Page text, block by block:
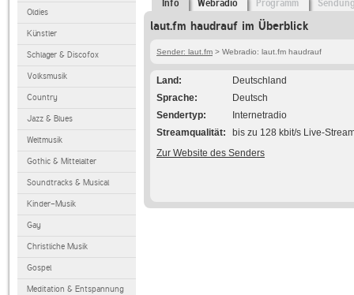
Oldies
Künstler
Schlager & Discofox
Volksmusik
Country
Jazz & Blues
Weltmusik
Gothic & Mittelalter
Soundtracks & Musical
Kinder-Musik
Gay
Christliche Musik
Gospel
Meditation & Entspannung
Info Webradio Programm
laut.fm haudrauf im Überblick
Sender: laut.fm > Webradio: laut.fm haudrauf
Land
Deutschland
Sprache
Deutsch
Sendertyp
Internetradio
Streamqualität
bis zu 128 kbit/s Live-
Zur Website des Senders